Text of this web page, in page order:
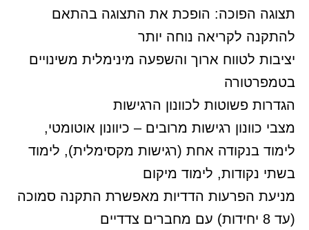
תצוגה הפוכה: הופכת את התצוגה בהתאם
להתקנה לקריאה נוחה יותר
יציבות לטווח ארוך והשפעה מינימלית משינויים
בטמפרטורה
הגדרות פשוטות לכוונון הרגישות
מצבי כוונון רגישות מרובים – כיוונון אוטומטי,
לימוד בנקודה אחת (רגישות מקסימלית), לימוד
בשתי נקודות, לימוד מיקום
מניעת הפרעות הדדיות מאפשרת התקנה סמוכה
(עד 8 יחידות) עם מחברים צדדיים